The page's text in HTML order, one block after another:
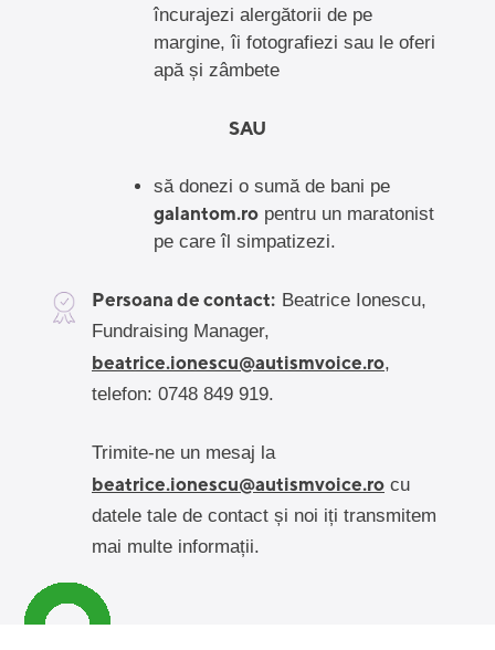
încurajezi alergătorii de pe
margine, îi fotografiezi sau le oferi
apă și zâmbete
SAU
să donezi o sumă de bani pe
galantom.ro pentru un maratonist
pe care îl simpatizezi.
Persoana de contact: Beatrice Ionescu,
Fundraising Manager,
beatrice.ionescu@autismvoice.ro,
telefon: 0748 849 919.
Trimite-ne un mesaj la
beatrice.ionescu@autismvoice.ro cu
datele tale de contact și noi iți transmitem
mai multe informații.